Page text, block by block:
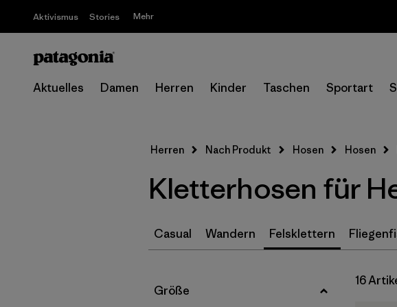
Aktivismus Stories Mehr
Aktuelles Damen Herren Kinder Taschen Sportart
L (16)
(16)
Herren Nach Produkt Hosen Hosen
Kletterhosen für
Casual Wandern Felsklettern
Filter by
Größe
16